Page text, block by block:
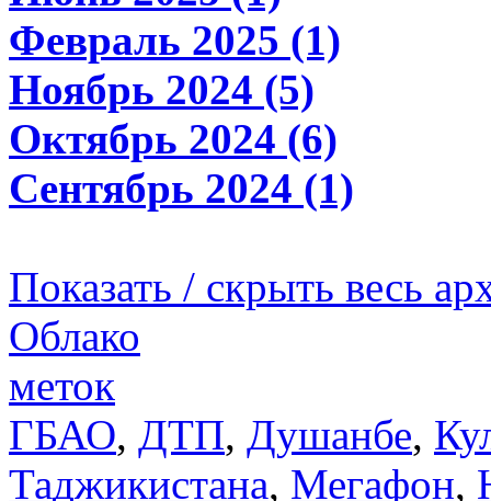
Февраль 2025 (1)
Ноябрь 2024 (5)
Октябрь 2024 (6)
Сентябрь 2024 (1)
Показать / скрыть весь
Облако
меток
ГБАО, ДТП, Душанбе,
Таджикистана, Мегафон,